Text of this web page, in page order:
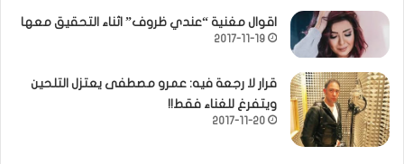
اقوال مغنية “عندي ظروف” اثناء التحقيق معها
2017-11-19
قرار لا رجعة فيه: عمرو مصطفى يعتزل التلحين
ويتفرغ للغناء فقط!!
2017-11-20